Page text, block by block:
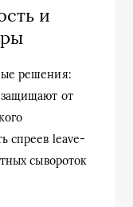
и
решения:
защищают от
спреев leave-
сывороток